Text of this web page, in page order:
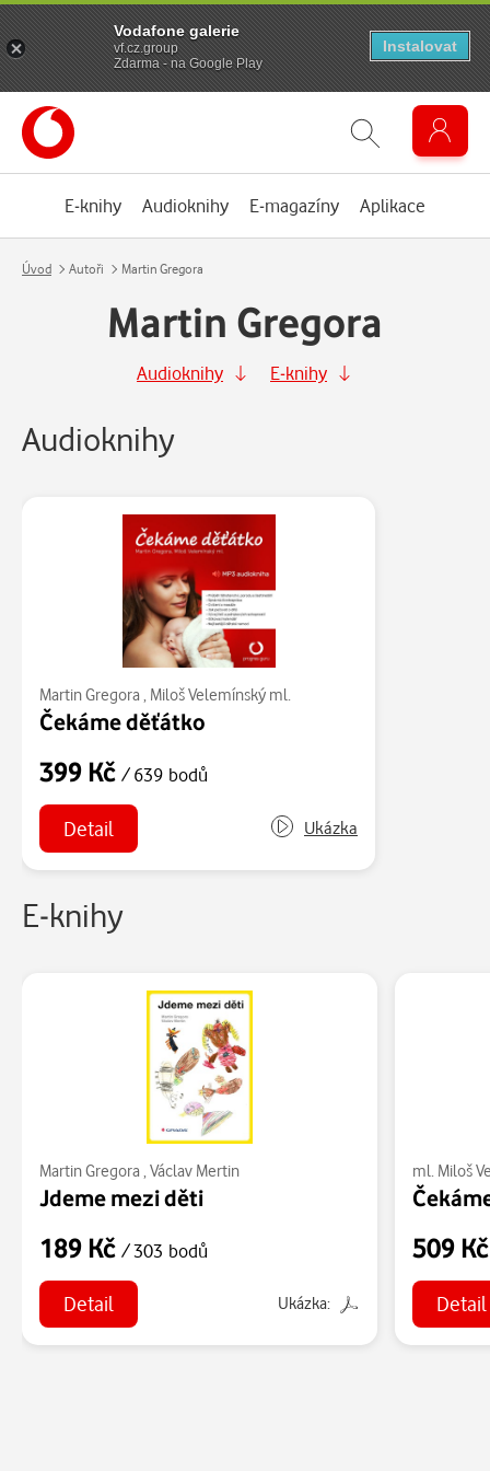
E-knihy Audioknihy E-magazíny Aplikace
Úvod Autoři Martin Gregora
Martin Gregora
Audioknihy E-knihy
Audioknihy
Martin Gregora , Miloš Velemínský ml.
Čekáme děťátko
399 Kč / 639 bodů
Detail Ukázka
E-knihy
Martin Gregora Václav Mertin
Jdeme mezi děti
189 Kč / 303 bodů
Detail Ukázka:
ml. Miloš
509
Detail
Vodafone galerie
vf.cz.group
Zdarma - na Google Play
Instalovat